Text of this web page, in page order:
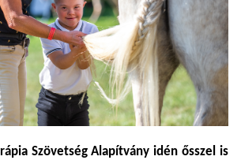
Szövetség Alapítvány idén ősszel is